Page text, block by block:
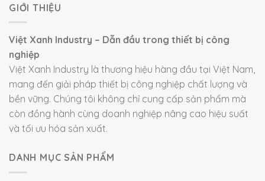
GIỚI THIỆU
Việt Xanh Industry – Dẫn đầu trong thiết bị công
nghiệp
Việt Xanh Industry là thương hiệu hàng đầu tại Việt Nam,
mang đến giải pháp thiết bị công nghiệp chất lượng và
bền vững. Chúng tôi không chỉ cung cấp sản phẩm mà
còn đồng hành cùng doanh nghiệp nâng cao hiệu suất
và tối ưu hóa sản xuất.
DANH MỤC SẢN PHẨM